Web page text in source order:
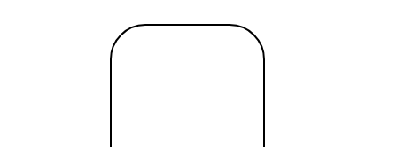
на получение временного вида на жительство.